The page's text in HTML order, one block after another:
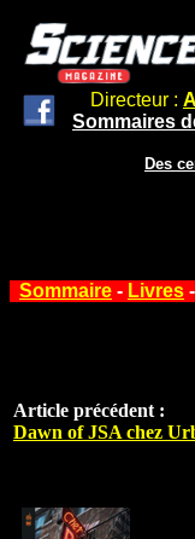
Directeur :
Sommaires
Des
Sommaire - Livres -
Article précédent :
Dawn of JSA chez